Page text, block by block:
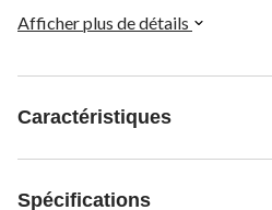
Afficher plus de détails
Caractéristiques
Spécifications